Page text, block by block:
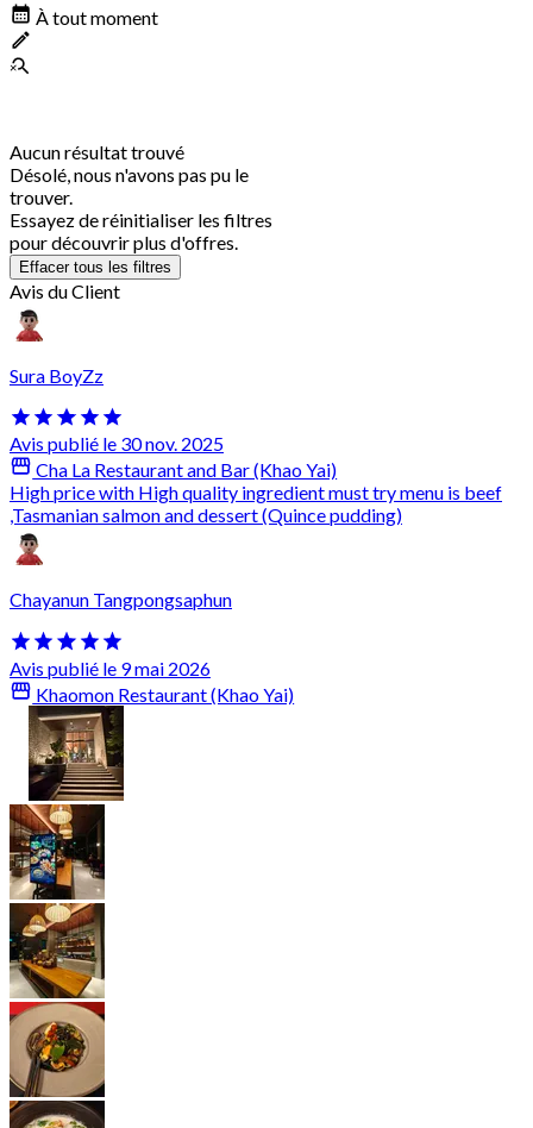
À tout moment
Aucun résultat trouvé
Désolé, nous n'avons pas pu le
trouver.
Essayez de réinitialiser les filtres
pour découvrir plus d'offres.
Effacer tous les filtres
Avis du Client
Sura BoyZz
Avis publié le 30 nov. 2025
Cha La Restaurant and Bar (Khao Yai)
High price with High quality ingredient must try menu is beef
,Tasmanian salmon and dessert (Quince pudding)
Chayanun Tangpongsaphun
Avis publié le 9 mai 2026
Khaomon Restaurant (Khao Yai)